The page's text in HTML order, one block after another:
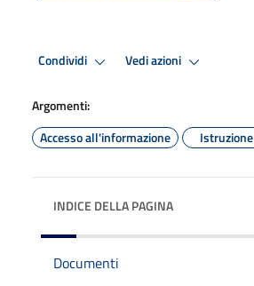
Condividi Vedi azioni
Argomenti:
Accesso all'informazione
Istruzione
INDICE DELLA PAGINA
Documenti